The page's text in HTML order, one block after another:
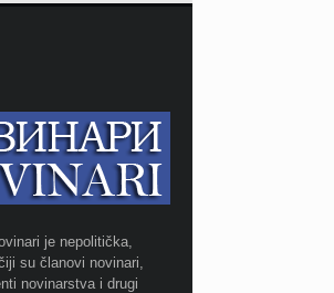
je nepolitička,
su članovi novinari,
novinarstva i drugi